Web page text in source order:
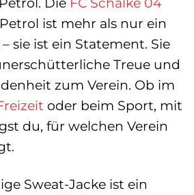
ist mehr als nur ein
sie ist ein Statement. Sie
Treue und
zum Verein. Ob im
oder beim Sport, mit
du, für welchen Verein
Sweat-Jacke ist ein